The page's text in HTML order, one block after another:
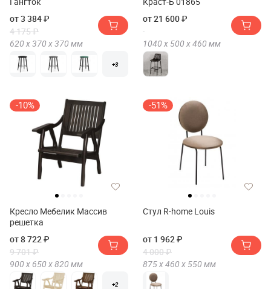
от 3 384 ₽
4 175 ₽
620 х370 х370 мм
+3
от 21 600 ₽
1040 х 500 х460 мм
-10%
Кресло Мебелик Массив
решетка
от 8 722 ₽
9 701 ₽
900 х 650 х820 мм
+2
-51%
Стул R-home Louis
от 1 962 ₽
4 000 ₽
875 х460 х 550 мм